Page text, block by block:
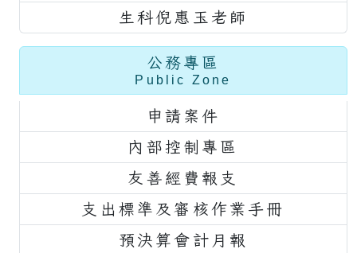
生科倪惠玉老師
公務專區
Public Zone
申請案件
內部控制專區
友善經費報支
支出標準及審核作業手冊
預決算會計月報